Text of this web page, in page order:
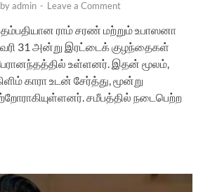
byadmin - Leave a Comment
தம்பதியான ராம் சரண் மற்றும் உபாஸனா
31 அன்று இரட்டைக் குழந்தைகள்
உள்ளனர். இதன் மூலம்,
காரா உடன் சேர்த்து, மூன்று
சமீபத்தில் நடைபெற்ற